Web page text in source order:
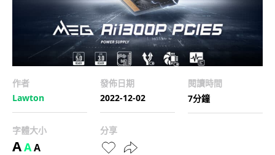
作者
Lawton
發佈日期
2022-12-02
閱讀時間
7分鐘
字體大小
AAA
分享